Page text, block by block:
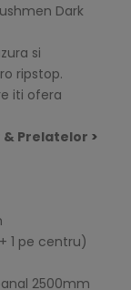
Dark
si
ripstop.
iti ofera
& Prelatelor >
1 pe centru)
2500mm